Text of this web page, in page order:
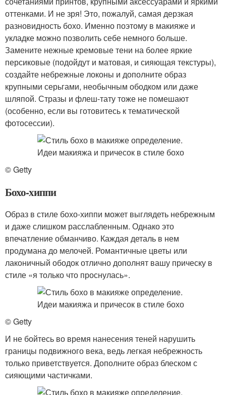
оттенками. И не зря! Это, пожалуй, самая дерзкая
разновидность бохо. Именно поэтому в макияже и
укладке можно позволить себе немного больше.
Замените нежные кремовые тени на более яркие
персиковые (подойдут и матовая, и сияющая текстуры),
создайте небрежные локоны и дополните образ
крупными серьгами, необычным ободком или даже
шляпой. Стразы и флеш-тату тоже не помешают
(особенно, если вы готовитесь к тематической
фотосессии).
© Getty
Бохо-хиппи
Образ в стиле бохо-хиппи может выглядеть небрежным
и даже слишком расслабленным. Однако это
впечатление обманчиво. Каждая деталь в нем
продумана до мелочей. Романтичные цветы или
лаконичный ободок отлично дополнят вашу прическу в
стиле «я только что проснулась».
© Getty
И не бойтесь во время нанесения теней нарушить
границы подвижного века, ведь легкая небрежность
только приветствуется. Дополните образ блеском с
сияющими частичками.